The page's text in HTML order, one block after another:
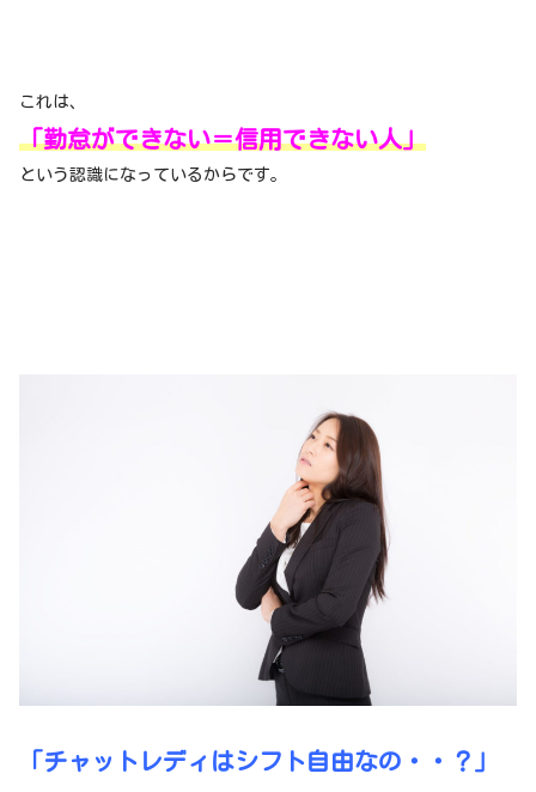
これは、
「勤怠ができない＝信用できない人」
という認識になっているからです。
「チャットレディはシフト自由なの・・？」